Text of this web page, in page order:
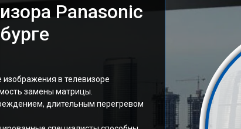
Panasonic
изображения в телевизоре
замены матрицы.
длительным перегревом